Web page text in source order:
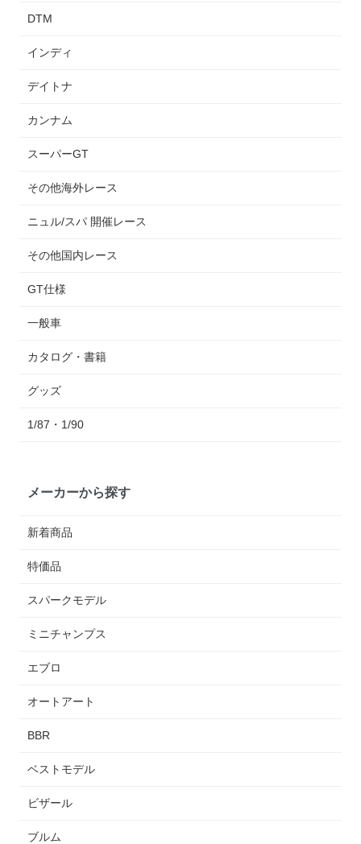
DTM
インディ
デイトナ
カンナム
スーパーGT
その他海外レース
ニュル/スパ 開催レース
その他国内レース
GT仕様
一般車
カタログ・書籍
グッズ
1/87・1/90
メーカーから探す
新着商品
特価品
スパークモデル
ミニチャンプス
エブロ
オートアート
BBR
ベストモデル
ビザール
ブルム